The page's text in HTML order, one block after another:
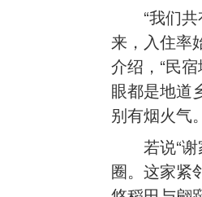
“我们
来，入住率
介绍，“民
眼都是地道
别有烟火气
若说“
圈。这家紧